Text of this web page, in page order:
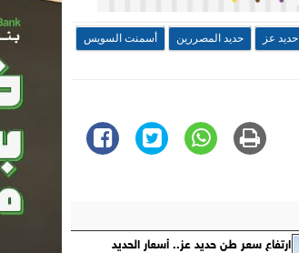
حديد عز حديد المصررين
أسمنت السويس
ارتفاع سعر طن حديد عز.. أسعار الحديد